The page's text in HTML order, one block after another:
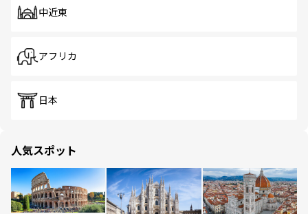
中近東
アフリカ
日本
人気スポット